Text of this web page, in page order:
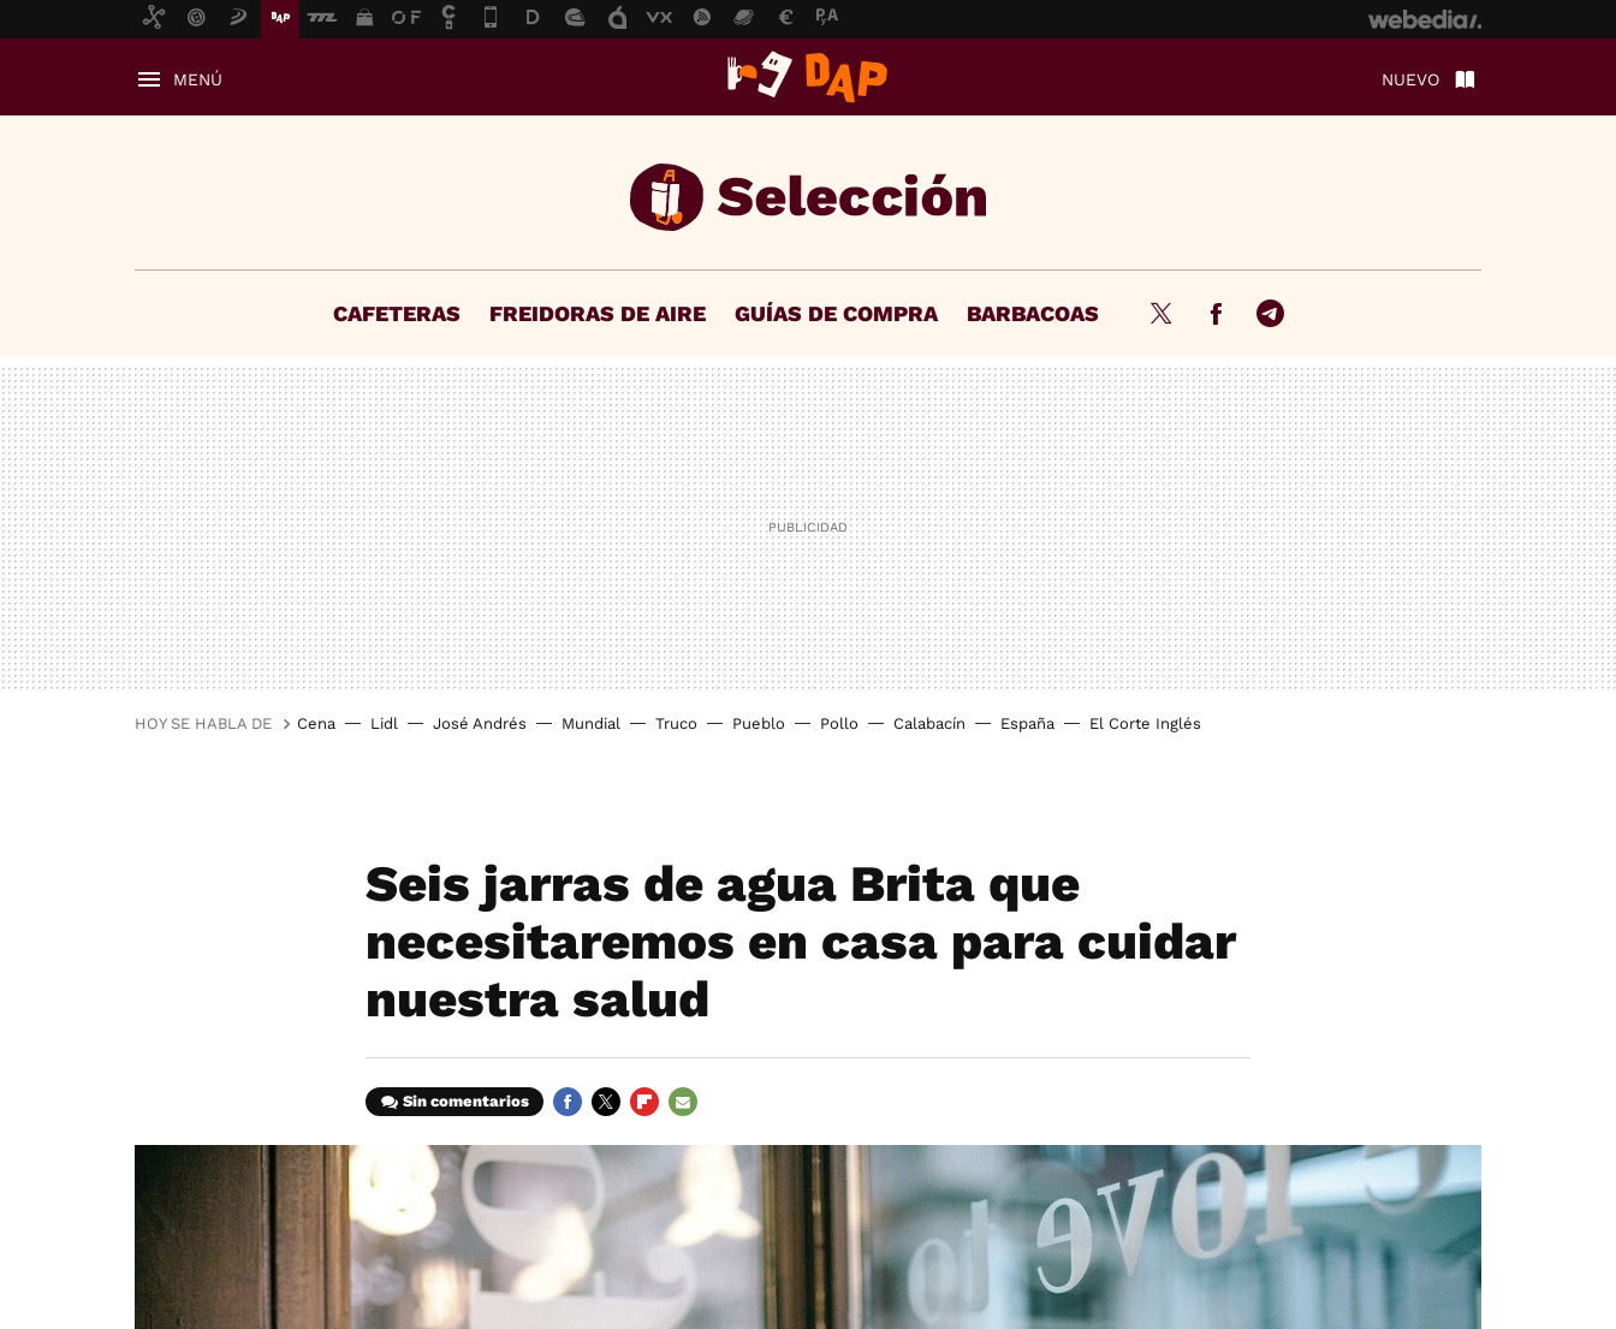
MENÚ NUEVO
CAFETERAS FREIDORAS DE AIRE GUÍAS DE COMPRA BARBACOAS Twitter FacebookTelegram
HOY SE HABLA DE Cena Lidl José Andrés Mundial Truco Pueblo Pollo Calabacín España El Corte Inglés
Seis jarras de agua Brita que
necesitaremos en casa para cuidar
nuestra salud
Sin comentarios